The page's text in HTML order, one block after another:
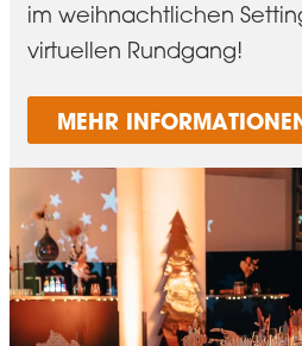
im weihnachtlichen
virtuellen Rundgang!
MEHR